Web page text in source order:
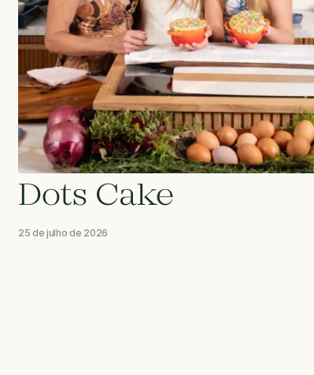
Dots Cake
25 de julho de 2026